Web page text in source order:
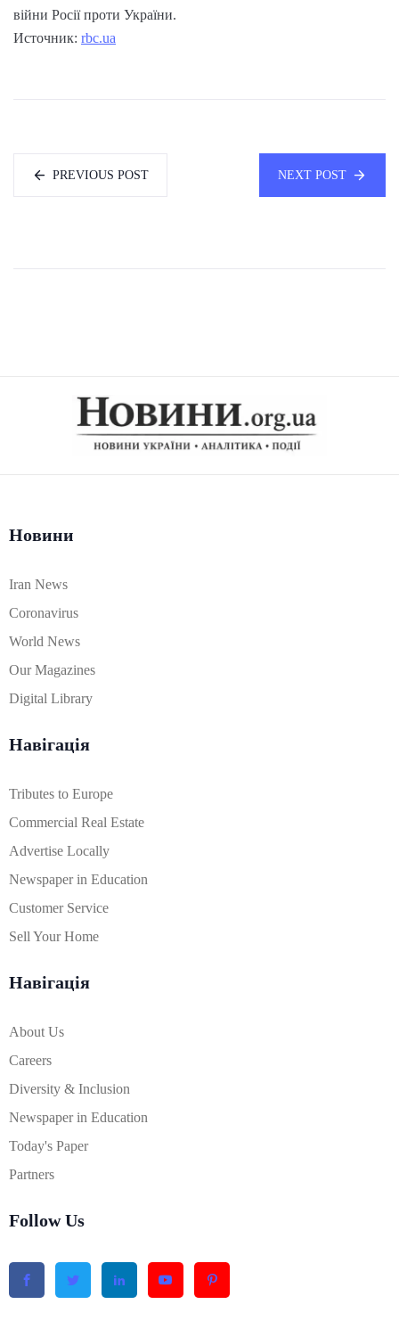
війни Росії проти України.
Источник: rbc.ua
PREVIOUS POST NEXT POST
Новини
Iran News
Coronavirus
World News
Our Magazines
Digital Library
Навігація
Tributes to Europe
Commercial Real Estate
Advertise Locally
Newspaper in Education
Customer Service
Sell Your Home
Навігація
About Us
Careers
Diversity & Inclusion
Newspaper in Education
Today's Paper
Partners
Follow Us